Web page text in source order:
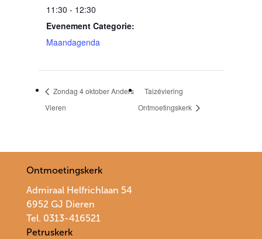
11:30 - 12:30
Evenement Categorie:
Maandagenda
Zondag 4 oktober Anders
Vieren
Taizéviering
Ontmoetingskerk
Ontmoetingskerk
Admiraal Helfrichlaan 54
6952 GJ Dieren
Tel. 0313-416521
Petruskerk